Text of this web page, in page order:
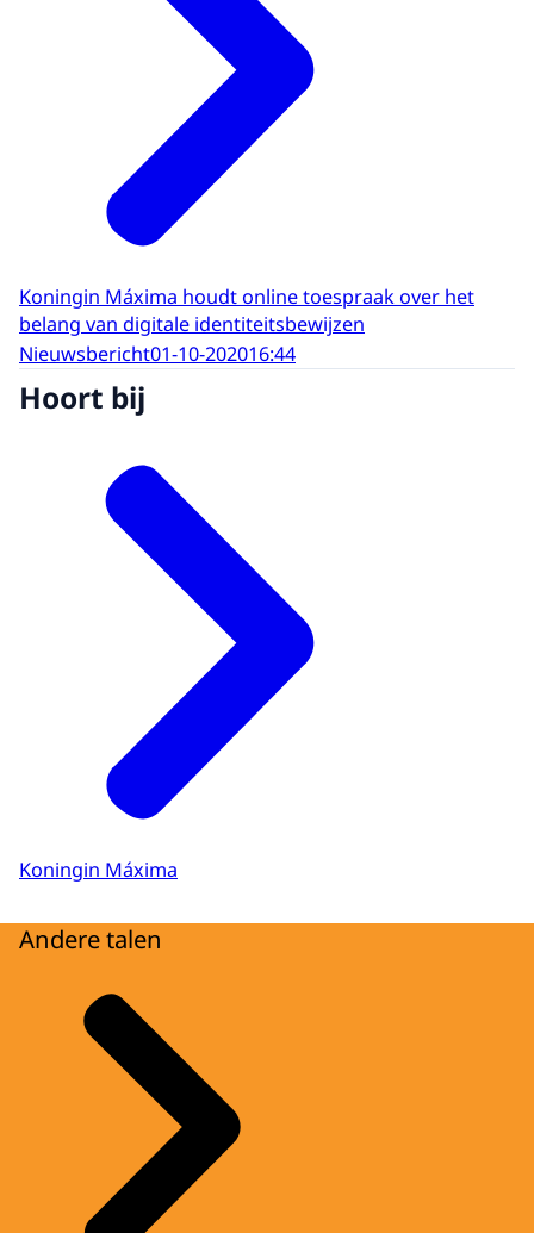
Koningin Máxima houdt online toespraak over het
belang van digitale identiteitsbewijzen
Nieuwsbericht01-10-202016:44
Hoort bij
Koningin Máxima
Andere talen